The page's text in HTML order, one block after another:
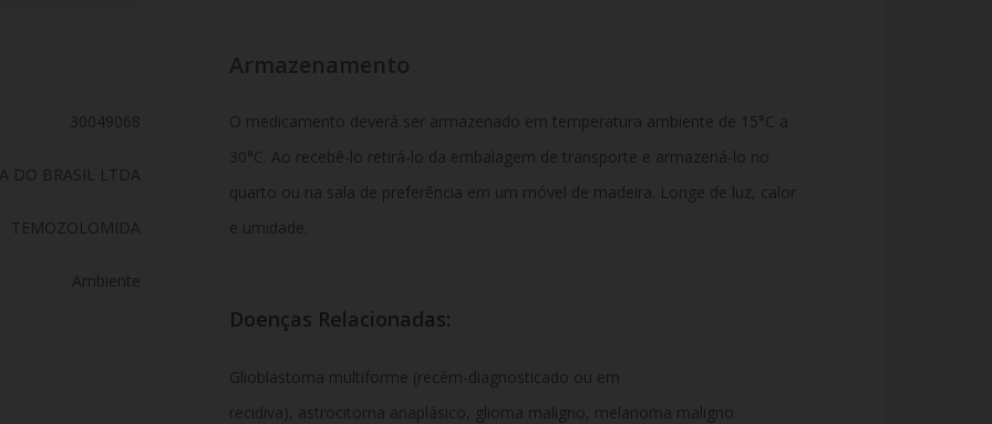
30049068
DO BRASIL LTDA
TEMOZOLOMIDA
Ambiente
Armazenamento
O medicamento deverá ser armazenado em temperatura ambiente de 15°C a
30°C. Ao recebê-lo retirá-lo da embalagem de transporte e armazená-lo no
quarto ou na sala de preferência em um móvel de madeira. Longe de luz, calor
e umidade.
Doenças Relacionadas:
Glioblastoma multiforme (recém-diagnosticado ou em
recidiva), astrocitoma anaplásico, glioma maligno, melanoma maligno